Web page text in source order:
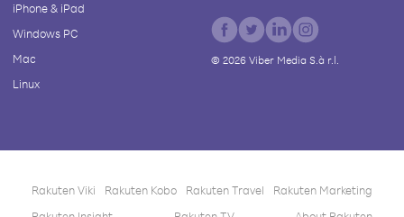
iPhone & iPad
Windows PC
Mac
Linux
© 2026Viber Media S.à r.l.
Rakuten Viki Rakuten Kobo Rakuten Travel
Rakuten Marketing